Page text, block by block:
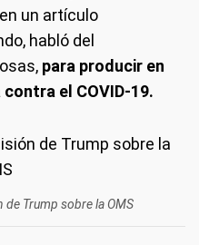
un artículo
habló del
para producir en
el COVID-19.
de Trump sobre la OMS